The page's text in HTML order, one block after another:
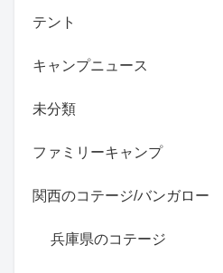
テント
キャンプニュース
未分類
ファミリーキャンプ
関西のコテージ/バンガロー
兵庫県のコテージ